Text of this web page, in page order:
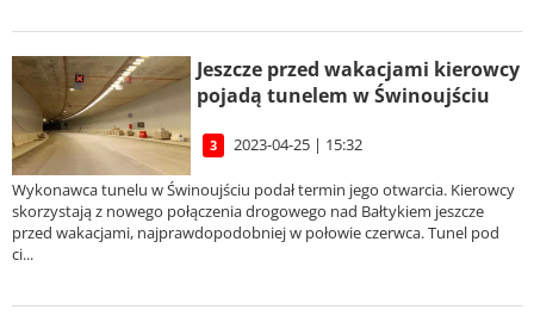
Jeszcze przed wakacjami kierowcy
pojadą tunelem w Świnoujściu
3 2023-04-25 | 15:32
Wykonawca tunelu w Świnoujściu podał termin jego otwarcia. Kierowcy
skorzystają z nowego połączenia drogowego nad Bałtykiem jeszcze
przed wakacjami, najprawdopodobniej w połowie czerwca. Tunel pod
ci...